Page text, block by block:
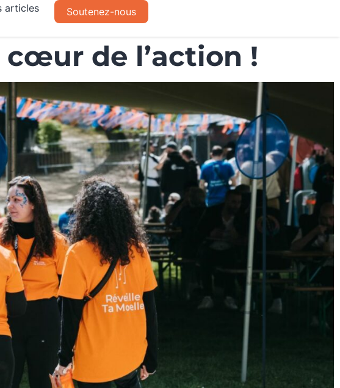
articles Soutenez-nous
cœur de l’action !